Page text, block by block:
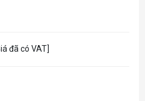
đã có VAT]